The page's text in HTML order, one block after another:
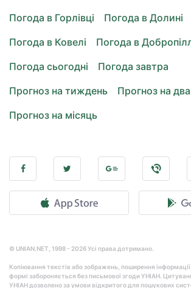
Погода в Горлівці
Погода в Долині
Погода в Ковелі
Погода в
Погода сьогодні
Погода завтра
Прогноз на тиждень
Прогноз на
Прогноз на місяць
© UNIAN.NET, 1998 - 2026 Усі права дотримано.
Копіювання текстів або зображень, поширення
формі забороняється без письмової згоди УНІАН.
УНІАН дозволено за умови відкритого для пошукових